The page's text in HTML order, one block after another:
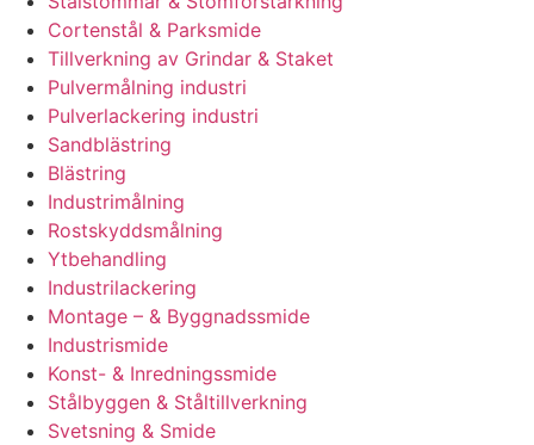
Cortenstål & Parksmide
Tillverkning av Grindar & Staket
Pulvermålning industri
Pulverlackering industri
Sandblästring
Blästring
Industrimålning
Rostskyddsmålning
Ytbehandling
Industrilackering
Montage – & Byggnadssmide
Industrismide
Konst- & Inredningssmide
Stålbyggen & Ståltillverkning
Svetsning & Smide